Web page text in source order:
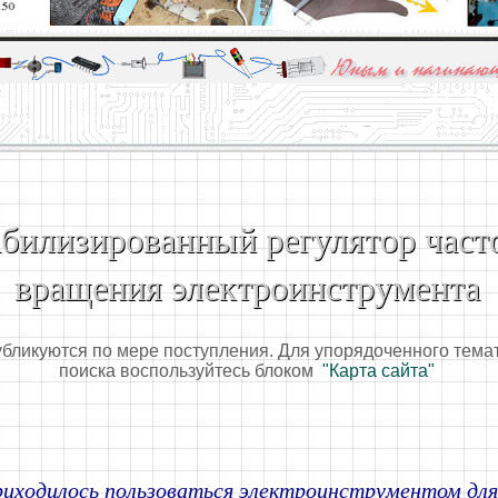
для юных и начинающих радиолюбителей - Popular science
и опыт профессионалов - Basics of electricity,
регулятор
вращения электроинструмента
по мере поступления. Для упорядоченного
поиска воспользуйтесь блоком "Карта сайта"
пользоваться электроинструментом